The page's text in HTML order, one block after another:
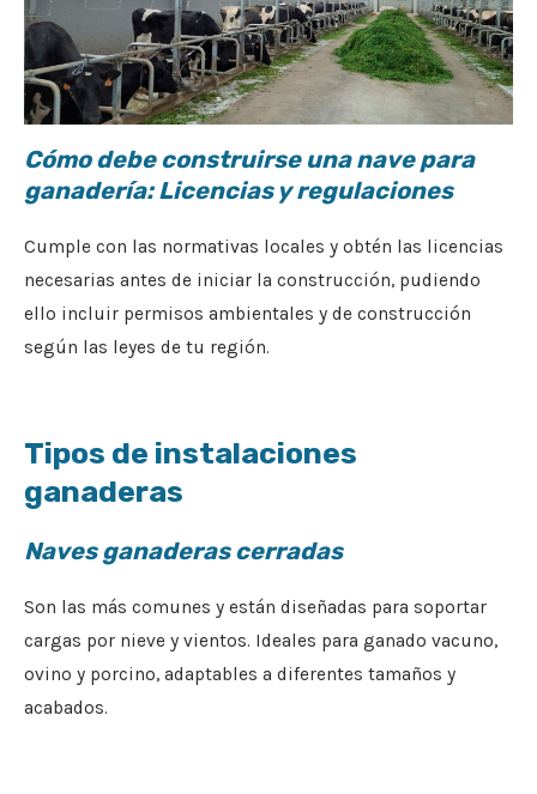
Cómo debe construirse una nave para
ganadería: Licencias y regulaciones
Cumple con las normativas locales y obtén las licencias
necesarias antes de iniciar la construcción, pudiendo
ello incluir permisos ambientales y de construcción
según las leyes de tu región.
Tipos de instalaciones
ganaderas
Naves ganaderas cerradas
Son las más comunes y están diseñadas para soportar
cargas por nieve y vientos. Ideales para ganado vacuno,
ovino y porcino, adaptables a diferentes tamaños y
acabados.